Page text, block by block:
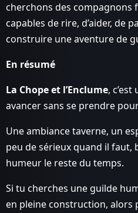
cherchons des compagnons
capables de rire, d’aider, de
construire une aventure de
En résumé
La Chope et l’Enclume,
avancer sans se prendre
Une ambiance taverne, un
peu de sérieux quand il faut,
humeur le reste du temps.
Si tu cherches une guilde
en pleine construction, alors